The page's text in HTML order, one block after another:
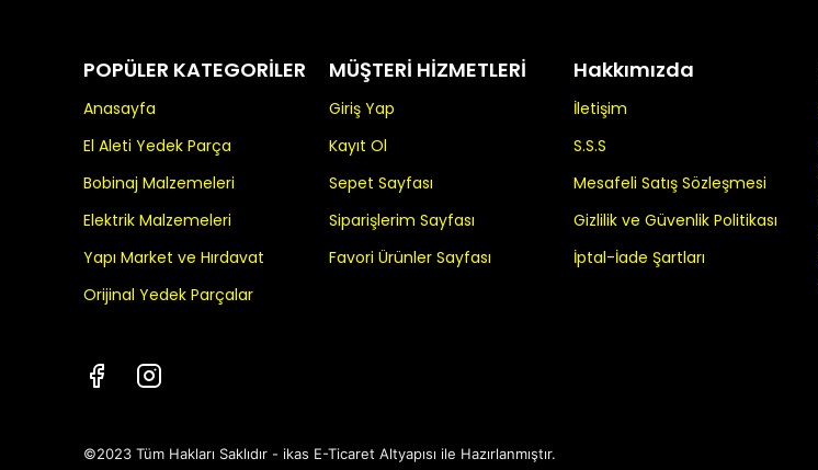
POPÜLER KATEGORİLER
Anasayfa
El Aleti Yedek Parça
Bobinaj Malzemeleri
Elektrik Malzemeleri
Yapı Market ve Hırdavat
Orijinal Yedek Parçalar
MÜŞTERİ HİZMETLERİ
Giriş Yap
Kayıt Ol
Sepet Sayfası
Siparişlerim Sayfası
Favori Ürünler Sayfası
Hakkımızda
İletişim
S.S.S
Mesafeli Satış Sözleşmesi
Gizlilik ve Güvenlik Politikası
İptal-İade Şartları
©2023 Tüm Hakları Saklıdır - ikas E-Ticaret Altyapısı ile Hazırlanmıştır.